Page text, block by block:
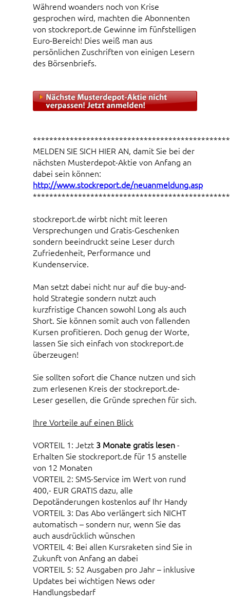
Während woanders noch von Krise
gesprochen wird, machten die Abonnenten
von stockreport.de Gewinne im fünfstelligen
Euro-Bereich! Dies weiß man aus
persönlichen Zuschriften von einigen Lesern
des Börsenbriefs.
MELDEN SIE SICH HIER AN, damit Sie bei der
nächsten Musterdepot-Aktie von Anfang an
dabei sein können:
http://www.stockreport.de/neuanmeldung.asp
stockreport.de wirbt nicht mit leeren
Versprechungen und Gratis-Geschenken
sondern beeindruckt seine Leser durch
Zufriedenheit, Performance und
Kundenservice.
Man setzt dabei nicht nur auf die buy-and-
hold Strategie sondern nutzt auch
kurzfristige Chancen sowohl Long als auch
Short. Sie können somit auch von fallenden
Kursen profitieren. Doch genug der Worte,
lassen Sie sich einfach von stockreport.de
überzeugen!
Sie sollten sofort die Chance nutzen und sich
zum erlesenen Kreis der stockreport.de-
Leser gesellen, die Gründe sprechen für sich.
Ihre Vorteile auf einen Blick
VORTEIL 1: Jetzt 3 Monate gratis lesen-
Erhalten Sie stockreport.de für 15 anstelle
von 12 Monaten
VORTEIL 2: SMS-Service im Wert von rund
400,- EUR GRATIS dazu, alle
Depotänderungen kostenlos auf Ihr Handy
VORTEIL 3: Das Abo verlängert sich NICHT
automatisch – sondern nur, wenn Sie das
auch ausdrücklich wünschen
VORTEIL 4: Bei allen Kursraketen sind Sie in
Zukunft von Anfang an dabei
VORTEIL 5: 52 Ausgaben pro Jahr – inklusive
Updates bei wichtigen News oder
Handlungsbedarf